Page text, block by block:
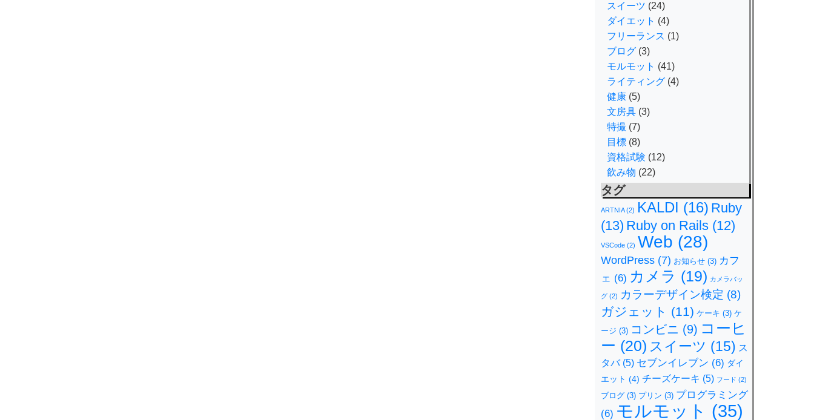
スイーツ (24)
ダイエット (4)
フリーランス (1)
ブログ (3)
モルモット (41)
ライティング (4)
健康 (5)
文房具 (3)
特撮 (7)
目標 (8)
資格試験 (12)
飲み物 (22)
タグ
ARTNIA(2) KALDI (16) Ruby
(13) Ruby on Rails (12)
VSCode (2) Web (28)
WordPress (7) お知らせ (3) カフ
ェ (6) カメラ (19) カメラバッ
グ (2) カラーデザイン検定 (8)
ガジェット (11) ケーキ (3) ケ
ージ (3) コンビニ (9) コーヒ
ー (20) スイーツ (15) ス
タバ(5) セブンイレブン (6) ダイ
エット (4) チーズケーキ (5) フード (2)
ブログ (3) プリン (3) プログラミング
(6) モルモット (35)